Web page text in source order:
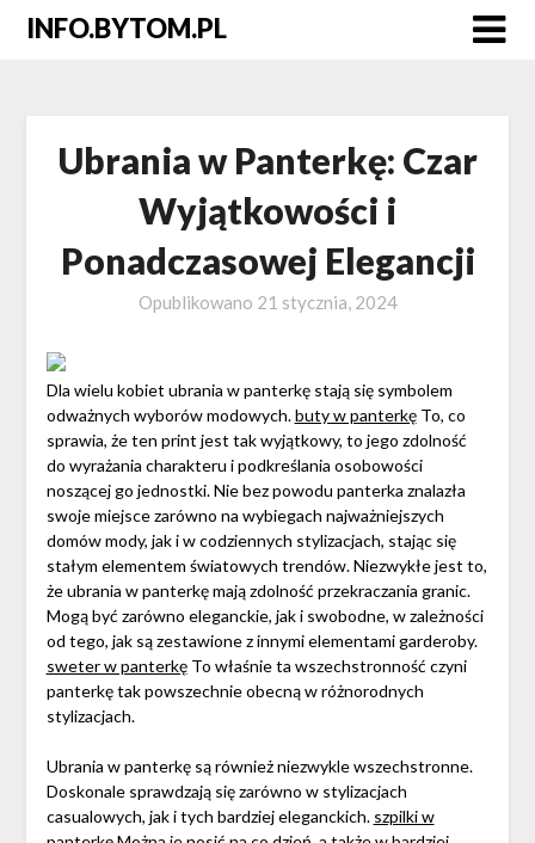
SkipINFO.BYTOM.PL
Ubrania w Panterkę: Czar
Wyjątkowości i
Ponadczasowej Elegancji
Opublikowano 21 stycznia, 2024
Dla wielu kobiet ubrania w panterkę stają się symbolem
odważnych wyborów modowych.buty w panterkęTo, co
sprawia, że ten print jest tak wyjątkowy, to jego zdolność
do wyrażania charakteru i podkreślania osobowości
noszącej go jednostki. Nie bez powodu panterka znalazła
swoje miejsce zarówno na wybiegach najważniejszych
domów mody, jak i w codziennych stylizacjach, stając się
stałym elementem światowych trendów. Niezwykłe jest to,
że ubrania w panterkę mają zdolność przekraczania granic.
Mogą być zarówno eleganckie, jak i swobodne, w zależności
od tego, jak są zestawione z innymi elementami garderoby.
sweter w panterkęTo właśnie ta wszechstronność czyni
panterkę tak powszechnie obecną w różnorodnych
stylizacjach.
Ubrania w panterkę są również niezwykle wszechstronne.
Doskonale sprawdzają się zarówno w stylizacjach
casualowych, jak i tych bardziej eleganckich. szpilki w